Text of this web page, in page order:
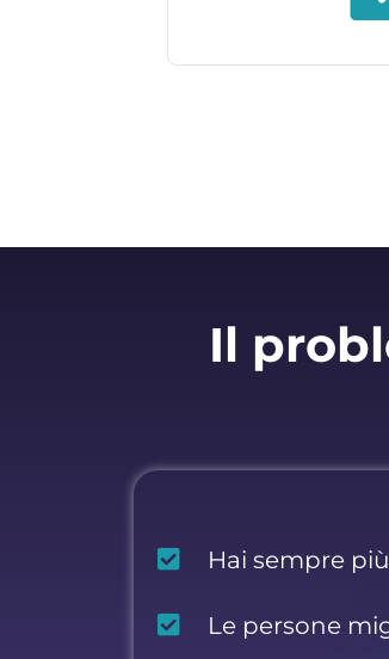
Il
Hai sempre
Le persone